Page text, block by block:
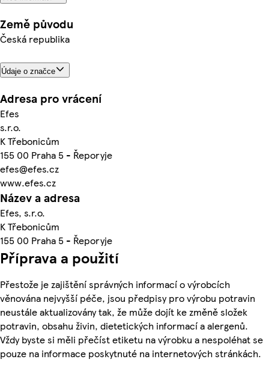
Země původu
Česká republika
Údaje o značce
Adresa pro vrácení
Efes
s.r.o.
K Třebonicům
155 00 Praha 5 - Řeporyje
efes@efes.cz
www.efes.cz
Název a adresa
Efes, s.r.o.
K Třebonicům
155 00 Praha 5 - Řeporyje
Příprava a použití
Přestože je zajištění správných informací o výrobcích
věnována nejvyšší péče, jsou předpisy pro výrobu potravin
neustále aktualizovány tak, že může dojít ke změně složek
potravin, obsahu živin, dietetických informací a alergenů.
Vždy byste si měli přečíst etiketu na výrobku a nespoléhat se
pouze na informace poskytnuté na internetových stránkách.